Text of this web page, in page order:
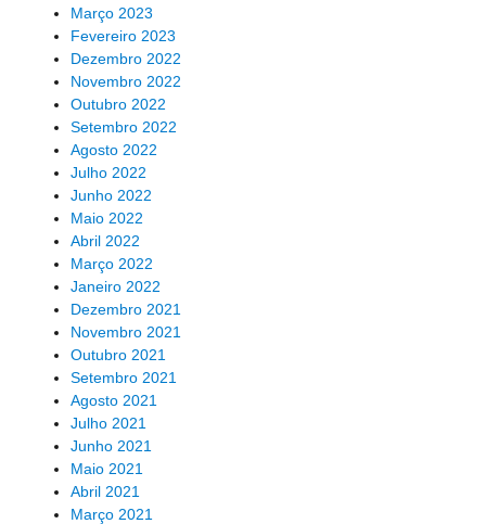
Março 2023
Fevereiro 2023
Dezembro 2022
Novembro 2022
Outubro 2022
Setembro 2022
Agosto 2022
Julho 2022
Junho 2022
Maio 2022
Abril 2022
Março 2022
Janeiro 2022
Dezembro 2021
Novembro 2021
Outubro 2021
Setembro 2021
Agosto 2021
Julho 2021
Junho 2021
Maio 2021
Abril 2021
Março 2021